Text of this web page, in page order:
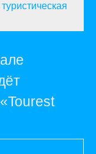
туристическая